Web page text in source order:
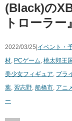
(Black)の
トローラー』
2022/03/25|イベント・
材 PCゲーム 桃太郎王
美少女フィギュア プラ
葉 習志野 船橋市 アニ
ー